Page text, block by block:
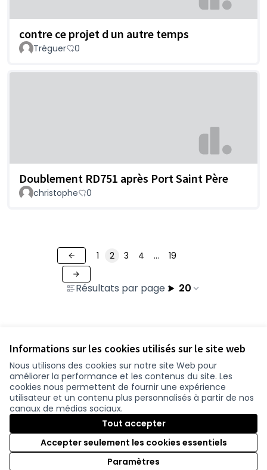
Informations sur les cookies utilisés sur le site web
Nous utilisons des cookies sur notre site Web pour
améliorer la performance et les contenus du site. Les
cookies nous permettent de fournir une expérience
utilisateur et un contenu plus personnalisés à partir de nos
canaux de médias sociaux.
Tout accepter
Accepter seulement les cookies essentiels
Paramètres
contre ce projet d un autre temps
Tréguer 0
Doublement RD751 après Port Saint Père
christophe 0
Résultats par page : 20
1 2 3 4 … 19
Conditions d'utilisation
Paramètres des cookies
participer.loire-atlantique.fr sur Facebook
(Lien externe)
participer.loire-atlantique.fr sur Instagram
participer.loire-atlantique.fr sur YouTube
(Lien externe)
Licence
(Lien